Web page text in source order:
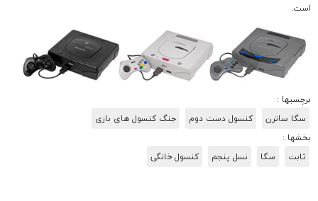
است.
برچسبها :
سگا ساترن
کنسول دست دوم
جنگ کنسول های بازی
بخشها :
ثابت
سگا نسل پنجم کنسول خانگی